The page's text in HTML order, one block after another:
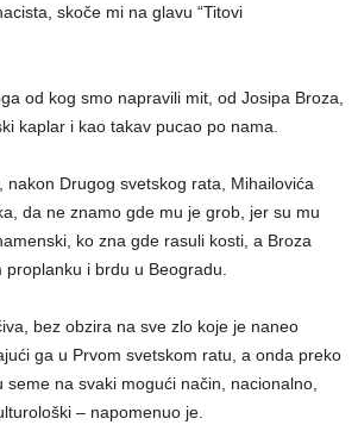
skoče mi na glavu “Titovi
od kog smo napravili mit, od Josipa Broza,
kaplar i kao takav pucao po nama.
nakon Drugog svetskog rata, Mihailovića
da ne znamo gde mu je grob, jer su mu
ko zna gde rasuli kosti, a Broza
i brdu u Beogradu.
bez obzira na sve zlo koje je naneo
ga u Prvom svetskom ratu, a onda preko
na svaki mogući način, nacionalno,
– napomenuo je.